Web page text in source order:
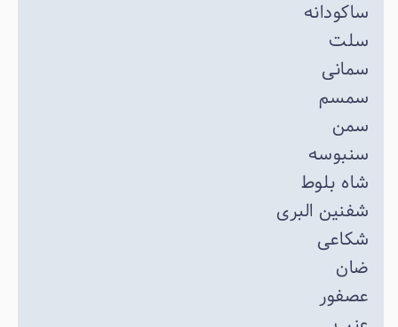
ساکودانه
سلت
سمانی
سمسم
سمن
سنبوسه
شاه بلوط
شفنین البری
شکاعی
ضان
عصفور